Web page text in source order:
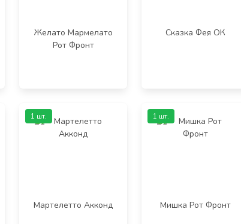
Желато Мармелато
Рот Фронт
Сказка Фея ОК
Мартелетто Акконд
1 шт.
Мишка Рот Фронт
1 шт.